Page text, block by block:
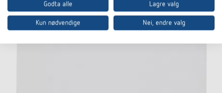
Godta alle Lagre valg
Kun nødvendige Nei, endre valg